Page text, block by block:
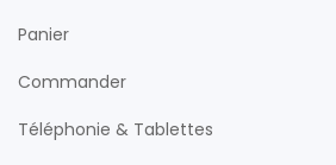
Panier
Commander
Téléphonie & Tablettes